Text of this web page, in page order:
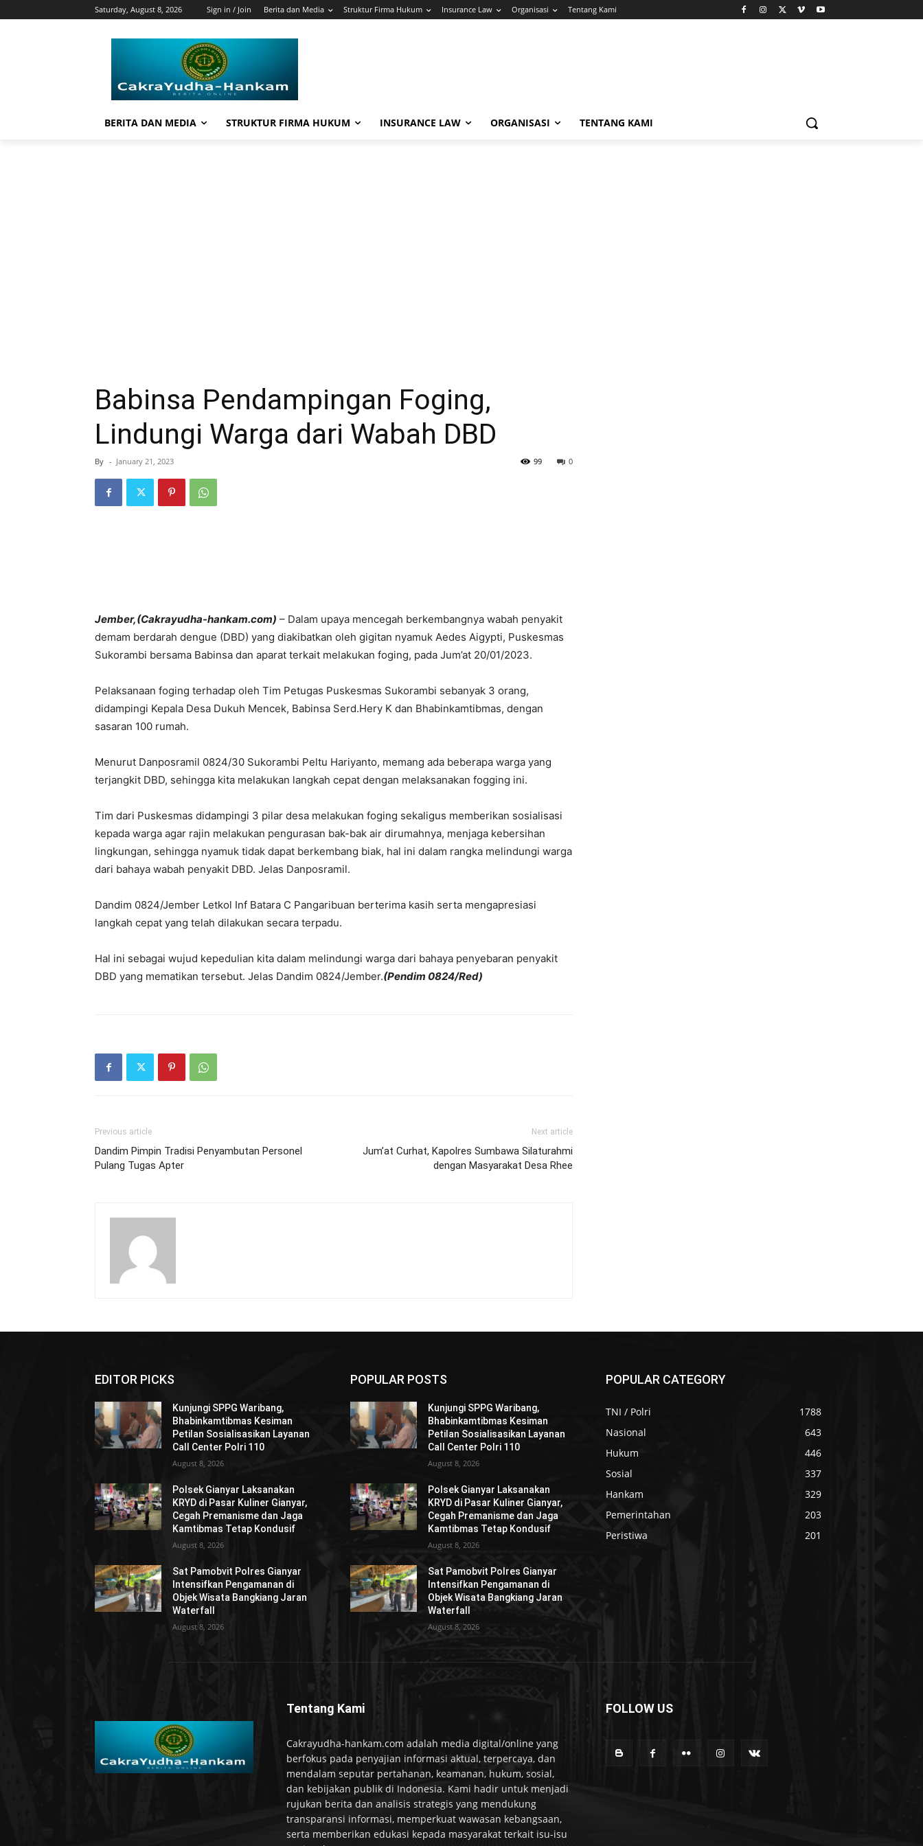
Saturday, August 8, 2026 Sign in / Join Berita dan Media Struktur Firma Hukum Insurance Law Organisasi Tentang Kami
BERITA DAN MEDIA STRUKTUR FIRMA HUKUM INSURANCE LAW ORGANISASI TENTANG KAMI
Babinsa Pendampingan Foging,
Lindungi Warga dari Wabah DBD
By - January 21, 2023 0
99
Jember,(Cakrayudha-hankam.com) – Dalam upaya mencegah berkembangnya wabah penyakit
demam berdarah dengue (DBD) yang diakibatkan oleh gigitan nyamuk Aedes Aigypti, Puskesmas
Sukorambi bersama Babinsa dan aparat terkait melakukan foging, pada Jum’at 20/01/2023.
Pelaksanaan foging terhadap oleh Tim Petugas Puskesmas Sukorambi sebanyak 3 orang,
didampingi Kepala Desa Dukuh Mencek, Babinsa Serd.Hery K dan Bhabinkamtibmas, dengan
sasaran 100 rumah.
Menurut Danposramil 0824/30 Sukorambi Peltu Hariyanto, memang ada beberapa warga yang
terjangkit DBD, sehingga kita melakukan langkah cepat dengan melaksanakan fogging ini.
Tim dari Puskesmas didampingi 3 pilar desa melakukan foging sekaligus memberikan sosialisasi
kepada warga agar rajin melakukan pengurasan bak-bak air dirumahnya, menjaga kebersihan
lingkungan, sehingga nyamuk tidak dapat berkembang biak, hal ini dalam rangka melindungi warga
dari bahaya wabah penyakit DBD. Jelas Danposramil.
Dandim 0824/Jember Letkol Inf Batara C Pangaribuan berterima kasih serta mengapresiasi
langkah cepat yang telah dilakukan secara terpadu.
Hal ini sebagai wujud kepedulian kita dalam melindungi warga dari bahaya penyebaran penyakit
DBD yang mematikan tersebut. Jelas Dandim 0824/Jember.(Pendim 0824/Red)
Previous article
Dandim Pimpin Tradisi Penyambutan Personel
Pulang Tugas Apter
Next article
Jum’at Curhat, Kapolres Sumbawa Silaturahmi
dengan Masyarakat Desa Rhee
EDITOR PICKS
Kunjungi SPPG Waribang,
Bhabinkamtibmas Kesiman
Petilan Sosialisasikan Layanan
Call Center Polri 110
August 8, 2026
Polsek Gianyar Laksanakan
KRYD di Pasar Kuliner Gianyar,
Cegah Premanisme dan Jaga
Kamtibmas Tetap Kondusif
August 8, 2026
Sat Pamobvit Polres Gianyar
Intensifkan Pengamanan di
Objek Wisata Bangkiang Jaran
Waterfall
August 8, 2026
POPULAR POSTS
Kunjungi SPPG Waribang,
Bhabinkamtibmas Kesiman
Petilan Sosialisasikan Layanan
Call Center Polri 110
August 8, 2026
Polsek Gianyar Laksanakan
KRYD di Pasar Kuliner Gianyar,
Cegah Premanisme dan Jaga
Kamtibmas Tetap Kondusif
August 8, 2026
Sat Pamobvit Polres Gianyar
Intensifkan Pengamanan di
Objek Wisata Bangkiang Jaran
Waterfall
August 8, 2026
POPULAR CATEGORY
TNI / Polri
1788
Nasional
643
Hukum
446
Sosial
337
Hankam
329
Pemerintahan
203
Peristiwa
201
Tentang Kami
Cakrayudha-hankam.com adalah media digital/online yang
berfokus pada penyajian informasi aktual, terpercaya, dan
mendalam seputar pertahanan, keamanan, hukum, sosial,
dan kebijakan publik di Indonesia. Kami hadir untuk menjadi
rujukan berita dan analisis strategis yang mendukung
transparansi informasi, memperkuat wawasan kebangsaan,
serta memberikan edukasi kepada masyarakat terkait isu-isu
FOLLOW US